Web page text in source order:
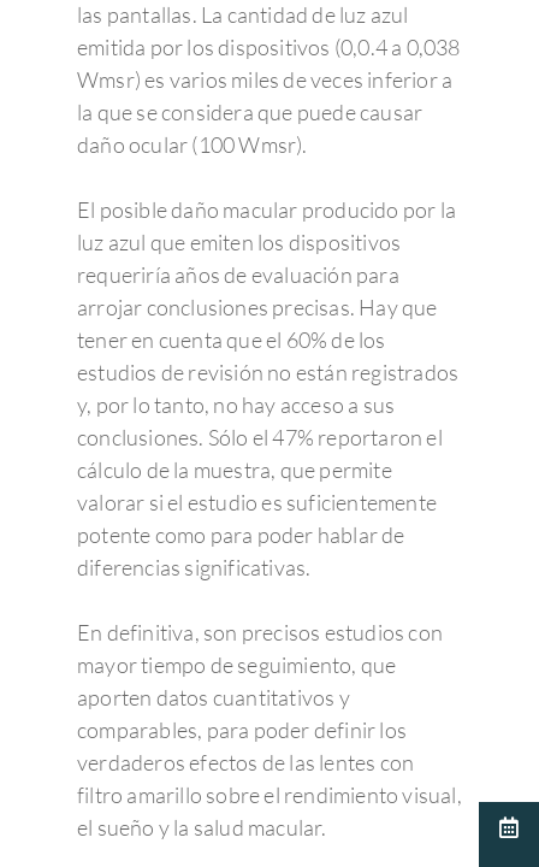
las pantallas. La cantidad de luz azul
emitida por los dispositivos (0,0.4 a 0,038
Wmsr) es varios miles de veces inferior a
la que se considera que puede causar
daño ocular (100 Wmsr).
El posible daño macular producido por la
luz azul que emiten los dispositivos
requeriría años de evaluación para
arrojar conclusiones precisas. Hay que
tener en cuenta que el 60% de los
estudios de revisión no están registrados
y, por lo tanto, no hay acceso a sus
conclusiones. Sólo el 47% reportaron el
cálculo de la muestra, que permite
valorar si el estudio es suficientemente
potente como para poder hablar de
diferencias significativas.
En definitiva, son precisos estudios con
mayor tiempo de seguimiento, que
aporten datos cuantitativos y
comparables, para poder definir los
verdaderos efectos de las lentes con
filtro amarillo sobre el rendimiento visual,
el sueño y la salud macular.
Enfermedades
Córnea
Conjuntivitis
Ojo seco
Patologías
Queratocono
Patología corneal
Retina y mácula
Daltonismo
Degeneración
Desprendimiento de
Trastornos comunes
astigmatismo
Presbicia o vista
Cataratas
Estrabismo
Terapias visuales
Tratamientos
Cirugía refractiva
Cirugía de las Cataratas
Cirugía oculoplástica
Ergoftalmología
Oftalmología pedriática
Oftalmo sport
Admira Visión
¿Por qué elegir Admira
Equipo de profesionales
Oftalmólogos
Optometristas
Unidades clínicas
Urgencias
Responsabilidad Social
Corporativa
Para profesionales
Contacto
Pide cita
Pide Cita
Español